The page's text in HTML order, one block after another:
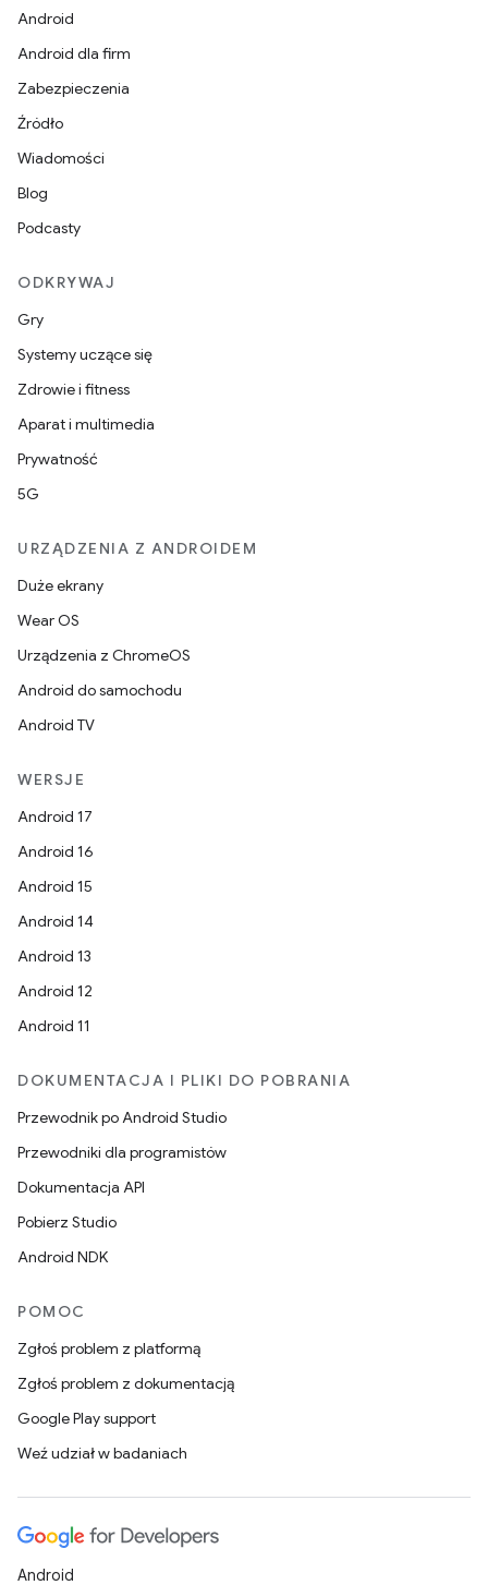
Android
Android dla firm
Zabezpieczenia
Źródło
Wiadomości
Blog
Podcasty
ODKRYWAJ
Gry
Systemy uczące się
Zdrowie i fitness
Aparat i multimedia
Prywatność
5G
URZĄDZENIA Z ANDROIDEM
Duże ekrany
Wear OS
Urządzenia z ChromeOS
Android do samochodu
Android TV
WERSJE
Android 17
Android 16
Android 15
Android 14
Android 13
Android 12
Android 11
DOKUMENTACJA I PLIKI DO POBRANIA
Przewodnik po Android Studio
Przewodniki dla programistów
Dokumentacja API
Pobierz Studio
Android NDK
POMOC
Zgłoś problem z platformą
Zgłoś problem z dokumentacją
Google Play support
Weź udział w badaniach
Android